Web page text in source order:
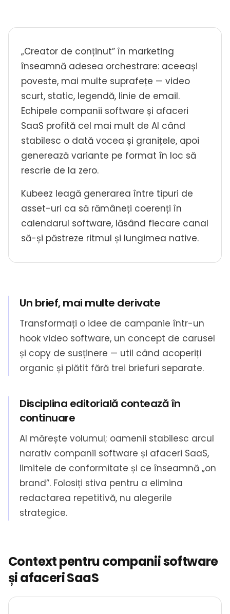
„Creator de conținut” în marketing
înseamnă adesea orchestrare: aceeași
poveste, mai multe suprafețe — video
scurt, static, legendă, linie de email.
Echipele companii software și afaceri
SaaS profită cel mai mult de AI când
stabilesc o dată vocea și granițele, apoi
generează variante pe format în loc să
rescrie de la zero.
Kubeez leagă generarea între tipuri de
asset-uri ca să rămâneți coerenți în
calendarul software, lăsând fiecare canal
să-și păstreze ritmul și lungimea native.
Un brief, mai multe derivate
Transformați o idee de campanie într-un
hook video software, un concept de carusel
și copy de susținere — util când acoperiți
organic și plătit fără trei briefuri separate.
Disciplina editorială contează în
continuare
AI mărește volumul; oamenii stabilesc arcul
narativ companii software și afaceri SaaS,
limitele de conformitate și ce înseamnă „on
brand”. Folosiți stiva pentru a elimina
redactarea repetitivă, nu alegerile
strategice.
Context pentru companii software
și afaceri SaaS